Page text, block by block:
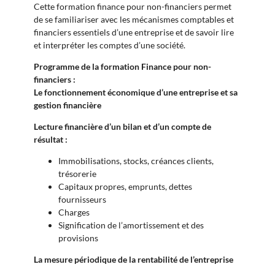
Cette formation finance pour non-financiers permet
de se familiariser avec les mécanismes comptables et
financiers essentiels d’une entreprise et de savoir lire
et interpréter les comptes d’une société.
Programme de la formation Finance pour non-
financiers :
Le fonctionnement économique d’une entreprise et sa
gestion financière
Lecture financière d’un bilan et d’un compte de
résultat :
Immobilisations, stocks, créances clients,
trésorerie
Capitaux propres, emprunts, dettes
fournisseurs
Charges
Signification de l’amortissement et des
provisions
La mesure périodique de la rentabilité de l’entreprise